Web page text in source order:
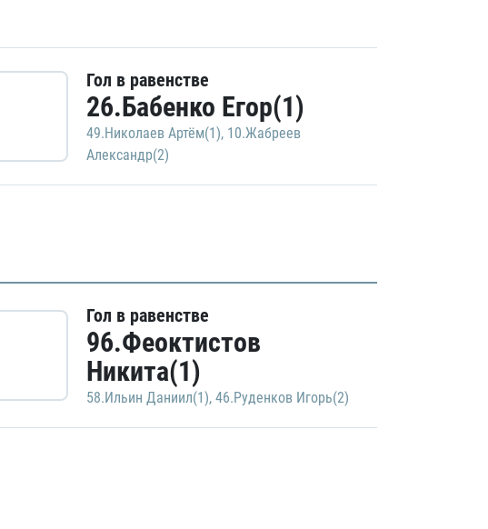
Гол в равенстве
26.Бабенко Егор(1)
49.Николаев Артём(1), 10.Жабреев
Александр(2)
Гол в равенстве
96.Феоктистов
Никита(1)
58.Ильин Даниил(1), 46.Руденков Игорь(2)